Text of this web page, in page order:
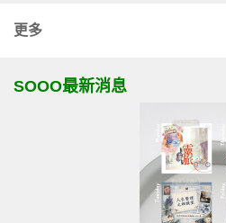
更多
SOOO最新消息